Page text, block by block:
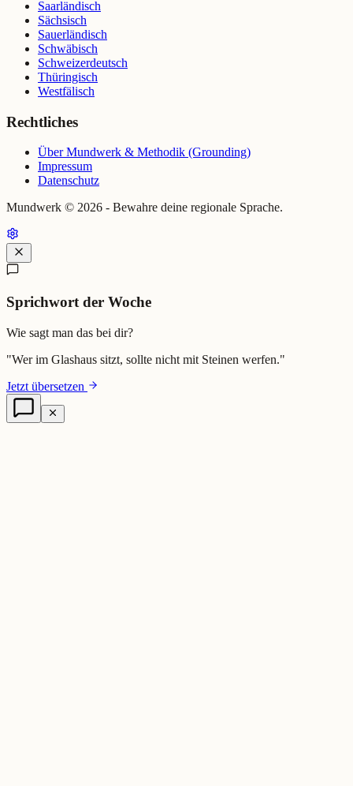
Saarländisch
Sächsisch
Sauerländisch
Schwäbisch
Schweizerdeutsch
Thüringisch
Westfälisch
Rechtliches
Über Mundwerk & Methodik (Grounding)
Impressum
Datenschutz
Mundwerk © 2026 - Bewahre deine regionale Sprache.
Sprichwort der Woche
Wie sagt man das bei dir?
"Wer im Glashaus sitzt, sollte nicht mit Steinen werfen."
Jetzt übersetzen